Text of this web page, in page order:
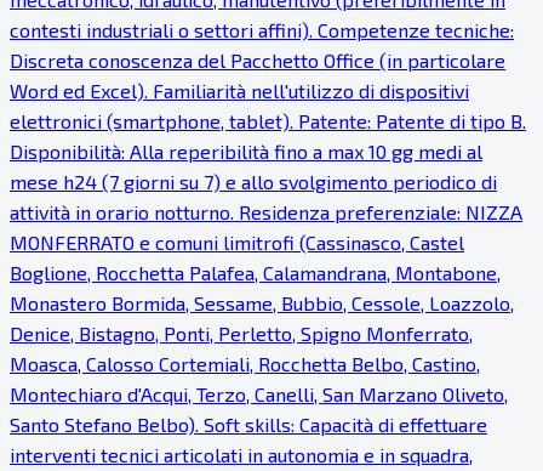
contesti industriali o settori affini). Competenze tecniche:
Discreta conoscenza del Pacchetto Office (in particolare
Word ed Excel). Familiarità nell'utilizzo di dispositivi
elettronici (smartphone, tablet). Patente: Patente di tipo B.
Disponibilità: Alla reperibilità fino a max 10 gg medi al
mese h24 (7 giorni su 7) e allo svolgimento periodico di
attività in orario notturno. Residenza preferenziale: NIZZA
MONFERRATO e comuni limitrofi (Cassinasco, Castel
Boglione, Rocchetta Palafea, Calamandrana, Montabone,
Monastero Bormida, Sessame, Bubbio, Cessole, Loazzolo,
Denice, Bistagno, Ponti, Perletto, Spigno Monferrato,
Moasca, Calosso Cortemiali, Rocchetta Belbo, Castino,
Montechiaro d'Acqui, Terzo, Canelli, San Marzano Oliveto,
Santo Stefano Belbo). Soft skills: Capacità di effettuare
interventi tecnici articolati in autonomia e in squadra,